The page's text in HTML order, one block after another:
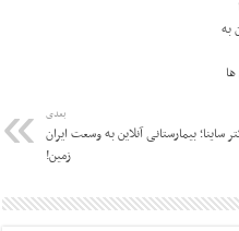
به
بعدی
ساینا؛ بیمارستانی آنلاین به وسعت ایران
زمین!